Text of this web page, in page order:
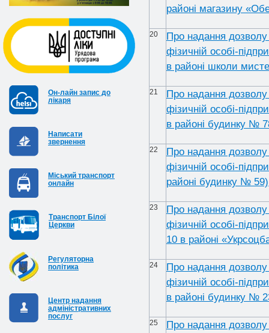
Он-лайн запис до
лікаря
Написати
звернення
Міський транспорт
онлайн
Транспорт Білої
Церкви
Регуляторна
політика
Центр надання
адміністративних
послуг
районі магазину
20
Про надання дозволу
фізичній особі-
в районі школи
21
Про надання дозволу
фізичній особі-
в районі будинку №
22
Про надання дозволу
фізичній особі-
районі будинку № 59)
23
Про надання дозволу
фізичній особі-
10 в районі
24
Про надання дозволу
фізичній особі-
в районі будинку №
25
Про надання дозволу